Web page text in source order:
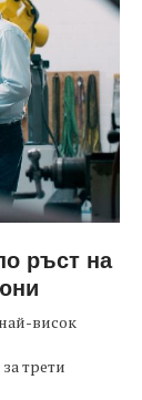
ръст на
висок
трети